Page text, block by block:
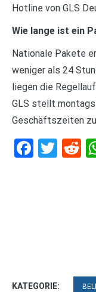
Hotline von GLS
Wie lange ist ein
Nationale Pakete
weniger als 24
liegen die
GLS stellt
Geschäftszeiten
KATEGORIE: